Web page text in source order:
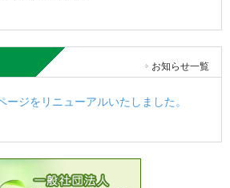
お知らせ一覧
ージをリニューアルいたしました。